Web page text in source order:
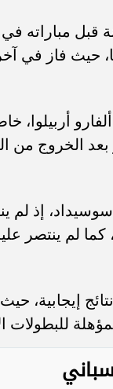
مباراته في
حيث فاز في آخر
أربيلوا،
الخروج من
إذ لم
في تحقيق الفوز بالدوري على أرض الملكي
للبطولات